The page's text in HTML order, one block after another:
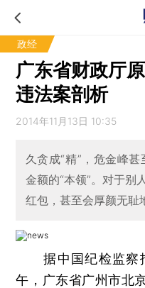
政经
广东省财政厅
违法案剖析
2014年11月13日 10:35
久贪成“精”，危金峰
金额的“本领”。对于别
红包，甚至会厚颜无耻
据中国纪检监察
午，广东省广州市北